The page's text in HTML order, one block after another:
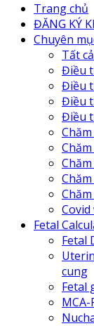
Trang chủ
ĐĂNG KÝ
Chuyên
Tất
Điều
Điều
Điều
Điều
Covid
Fetal
Fetal
cung
Fetal
MCA-